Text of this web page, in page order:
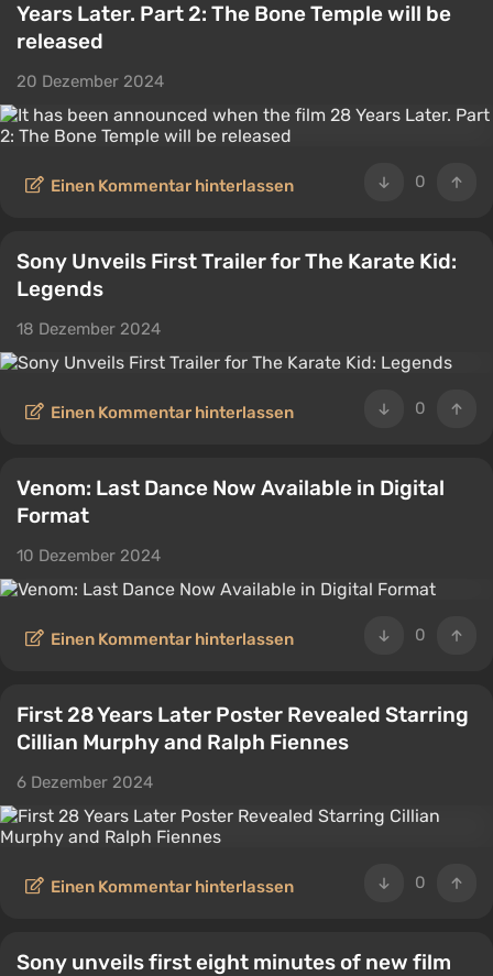
Years Later. Part 2: The Bone Temple will be
released
20 Dezember 2024
0
Einen Kommentar hinterlassen
Sony Unveils First Trailer for The Karate Kid:
Legends
18 Dezember 2024
0
Einen Kommentar hinterlassen
Venom: Last Dance Now Available in Digital
Format
10 Dezember 2024
0
Einen Kommentar hinterlassen
First 28 Years Later Poster Revealed Starring
Cillian Murphy and Ralph Fiennes
6 Dezember 2024
0
Einen Kommentar hinterlassen
Sony unveils first eight minutes of new film